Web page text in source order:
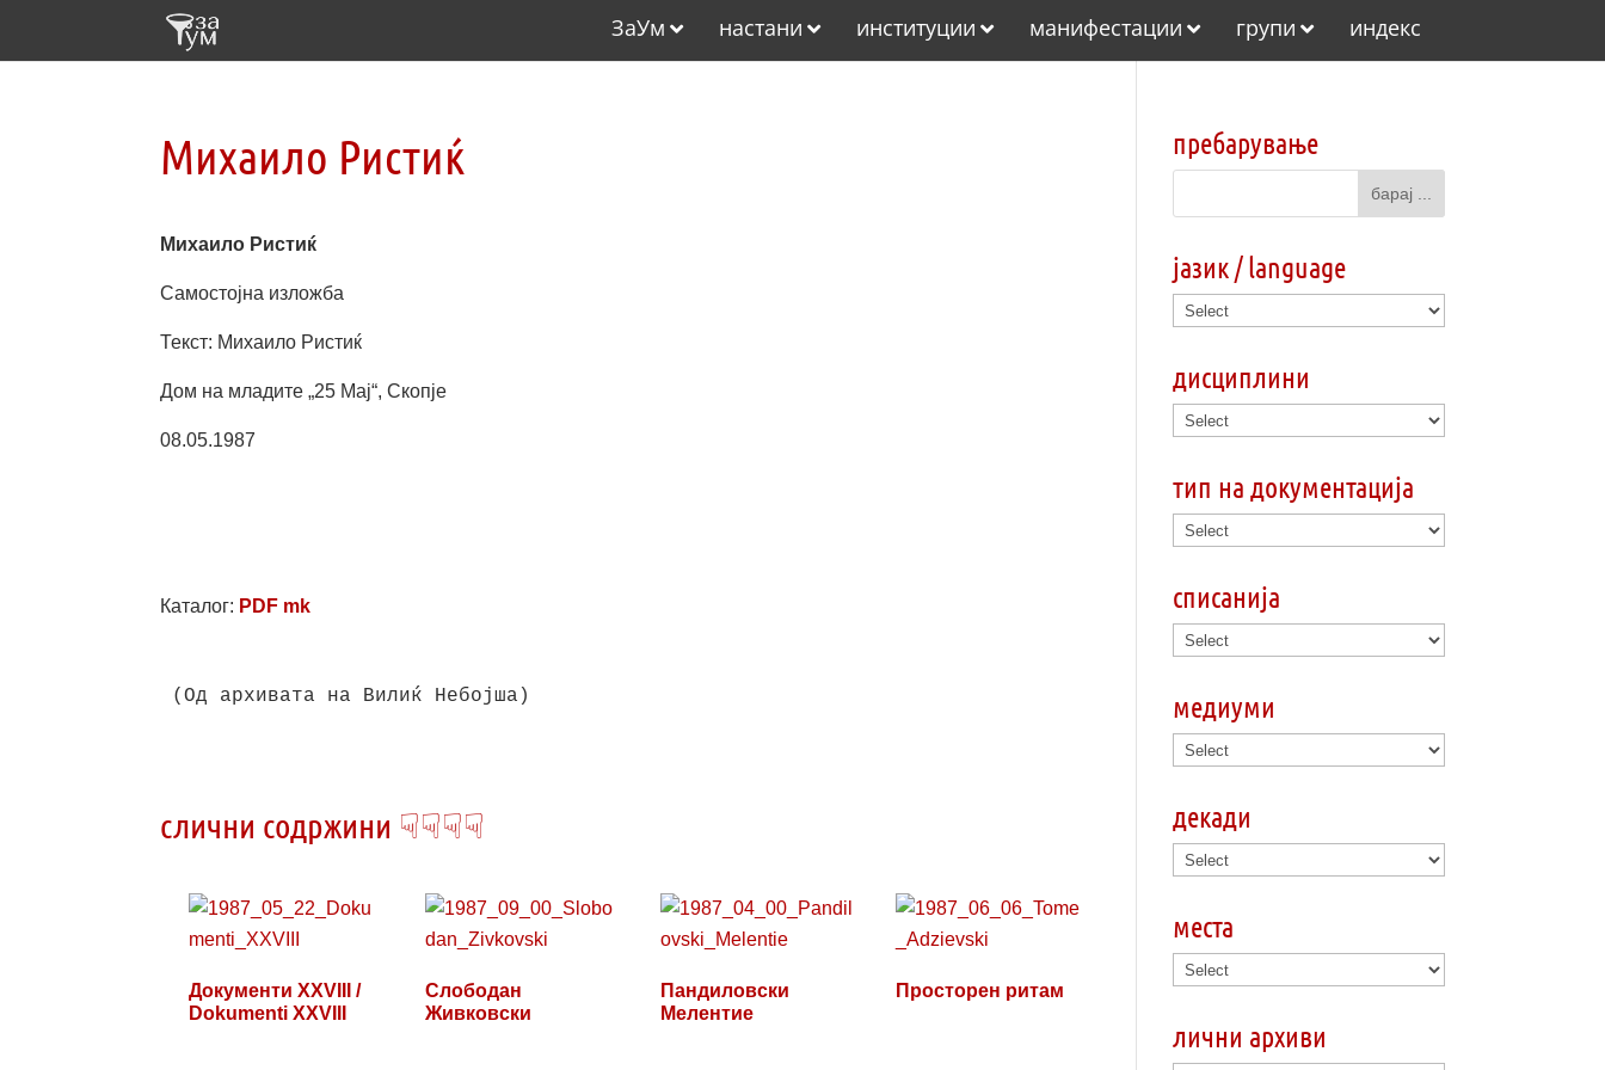
ЗаУм настани институции манифестации групи индекс
Михаило Ристиќ
Михаило Ристиќ
Самостојна изложба
Текст: Михаило Ристиќ
Дом на младите „25 Мај“, Скопје
08.05.1987
Каталог: PDF mk
(Од архивата на Вилиќ Небојша)
слични содржини ☟☟☟☟
Документи XXVIII /
Dokumenti XXVIII
Слободан
Живковски
Пандиловски
Мелентие
Просторен ритам
пребарување
јазик / language
дисциплини
тип на документација
списанија
медиуми
декади
места
лични архиви